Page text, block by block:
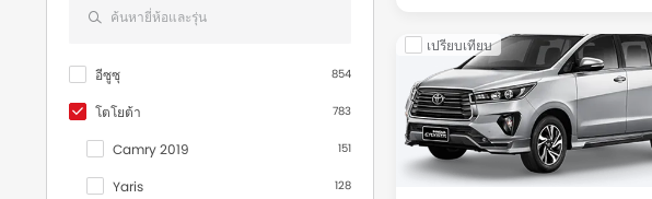
อีซูซุ 854
โตโยต้า 783
Camry 2019 151
Yaris 128
เปรียบเทียบ